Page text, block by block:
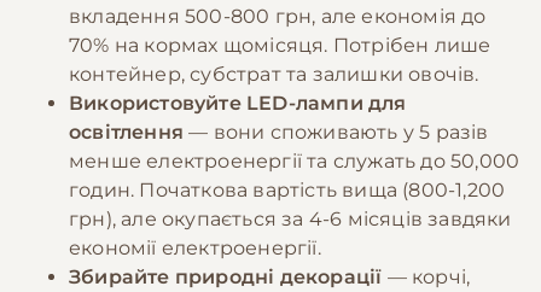
вкладення 500-800 грн, але економія до
70% на кормах щомісяця. Потрібен лише
контейнер, субстрат та залишки овочів.
Використовуйте LED-лампи для
освітлення — вони споживають у 5 разів
менше електроенергії та служать до 50,000
годин. Початкова вартість вища (800-1,200
грн), але окупається за 4-6 місяців завдяки
економії електроенергії.
Збирайте природні декорації — корчі,